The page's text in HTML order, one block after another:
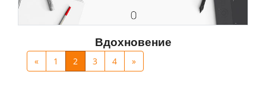
Вдохновение
« 1 2 3 4 »